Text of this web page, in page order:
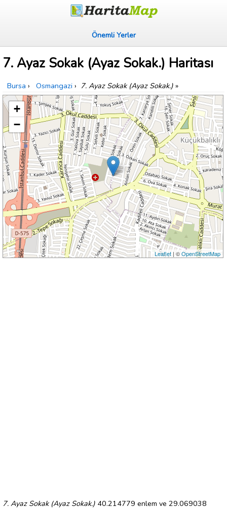
Önemli Yerler
7. Ayaz Sokak (Ayaz Sokak.) Haritası
Bursa › Osmangazi › 7. Ayaz Sokak (Ayaz Sokak.) »
+
−
Leaflet| ©OpenStreetMap
7. Ayaz Sokak (Ayaz Sokak.) 40.214779 enlem ve 29.069038